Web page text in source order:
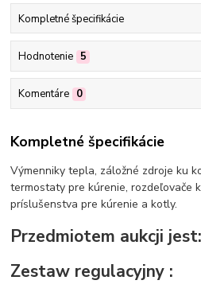
Kompletné špecifikácie
Hodnotenie 5
Komentáre 0
Kompletné špecifikácie
Výmenniky tepla, záložné zdroje ku
termostaty pre kúrenie, rozdeľovače
príslušenstva pre kúrenie a kotly.
Przedmiotem aukcji jest:
Zestaw regulacyjny :